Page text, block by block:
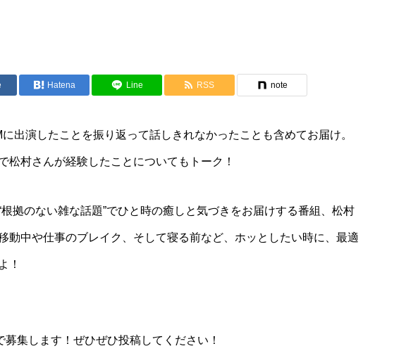
Hatena Line RSS note
出演したことを振り返って話しきれなかったことも含めてお届け。
松村さんが経験したことについてもトーク！
拠のない雑な話題”でひと時の癒しと気づきをお届けする番組、松村
動中や仕事のブレイク、そして寝る前など、ホッとしたい時に、最適
！
集します！ぜひぜひ投稿してください！